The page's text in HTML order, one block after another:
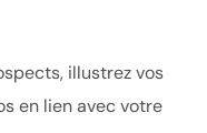
illustrez vos
en lien avec votre